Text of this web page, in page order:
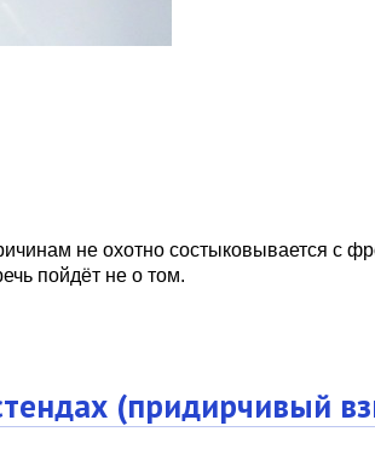
не охотно состыковывается с
пойдёт не о том.
(придирчивый